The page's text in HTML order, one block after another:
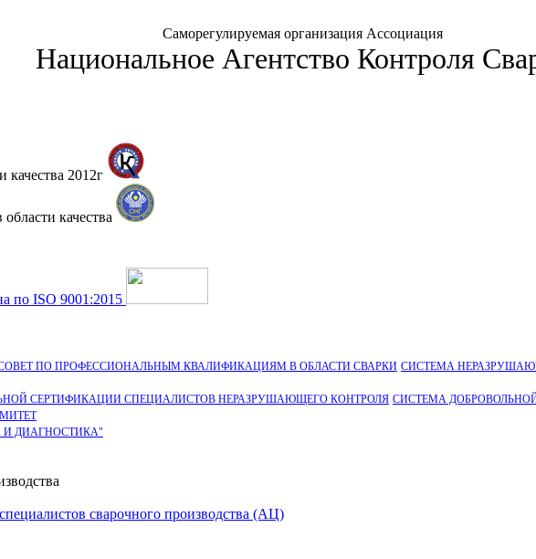
Саморегулируемая организация Ассоциация
Национальное Агентство Контроля
2012г
качества
по ISO 9001:2015
ПО ПРОФЕССИОНАЛЬНЫМ КВАЛИФИКАЦИЯМ В ОБЛАСТИ СВАРКИ СИСТЕМА
СЕРТИФИКАЦИИ СПЕЦИАЛИСТОВ НЕРАЗРУШАЮЩЕГО КОНТРОЛЯ СИСТЕМА
И ДИАГНОСТИКА"
сварочного производства (АЦ)